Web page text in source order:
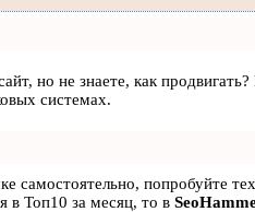
но не знаете, как
системах.
самостоятельно, попробуйте
в Топ10 за месяц, то в